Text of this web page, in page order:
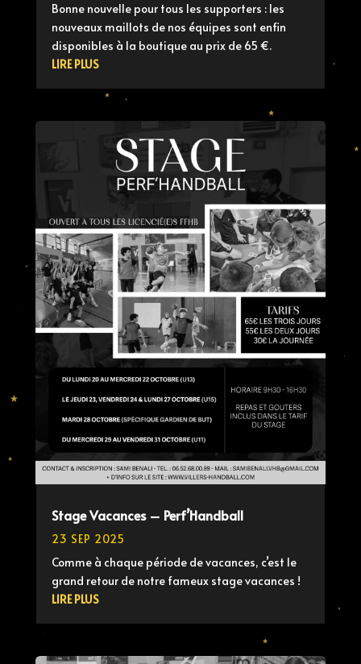
Bonne nouvelle pour tous les supporters : les
nouveaux maillots de nos équipes sont enfin
disponibles à la boutique au prix de 65 €.
LIRE PLUS
Stage Vacances – Perf’Handball
23 SEP 2025
Comme à chaque période de vacances, c’est le
grand retour de notre fameux stage vacances !
LIRE PLUS